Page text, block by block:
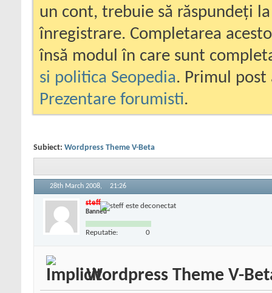
un cont, trebuie să răspundeți
înregistrare. Completarea
însă modul în care sunt
si politica Seopedia. Primul
Prezentare forumisti.
Subiect: Wordpress Theme V-Beta
28th March 2008, 21:26
steff
Banned
Reputatie: 0
Wordpress Theme V-